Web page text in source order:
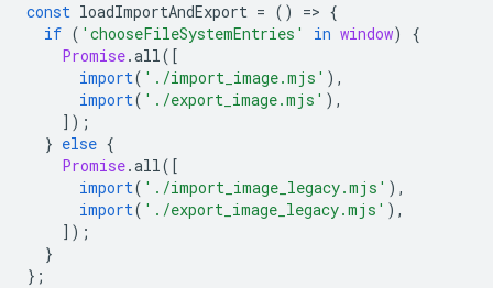
const loadImportAndExport = () => {
if ( 'chooseFileSystemEntries' in window)
{
Promise.all([
import( './import_image.mjs' ),
import( './export_image.mjs' ),
]);
} else {
Promise.all([
import( './import_image_legacy.mjs' ),
import( './export_image_legacy.mjs' ),
]);
}
};